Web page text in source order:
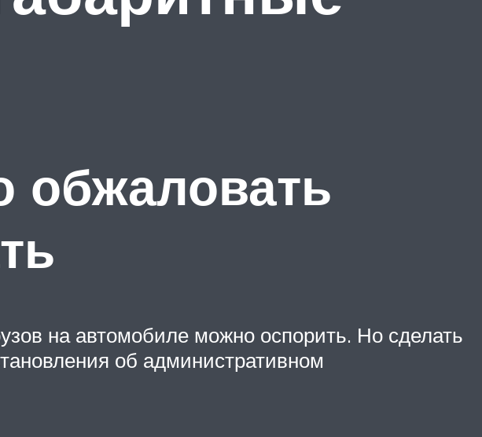
обжаловать
на автомобиле можно оспорить. Но сделать
об административном